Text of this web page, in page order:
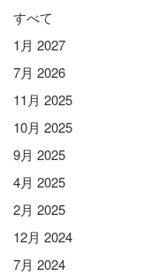
すべて
1月 2027
7月 2026
11月 2025
10月 2025
9月 2025
4月 2025
2月 2025
12月 2024
7月 2024